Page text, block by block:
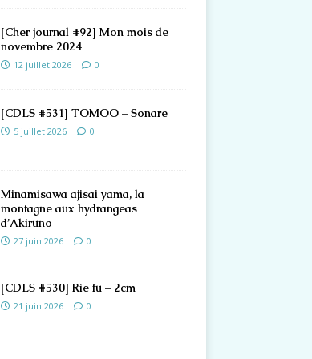
[Cher journal #92] Mon mois de
novembre 2024
12 juillet 2026 0
[CDLS #531] TOMOO – Sonare
5 juillet 2026 0
Minamisawa ajisai yama, la
montagne aux hydrangeas
d’Akiruno
27 juin 2026 0
[CDLS #530] Rie fu – 2cm
21 juin 2026 0